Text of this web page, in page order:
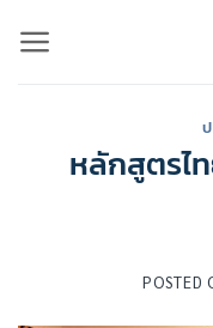
ไป
หลักสูตรไ
POSTED